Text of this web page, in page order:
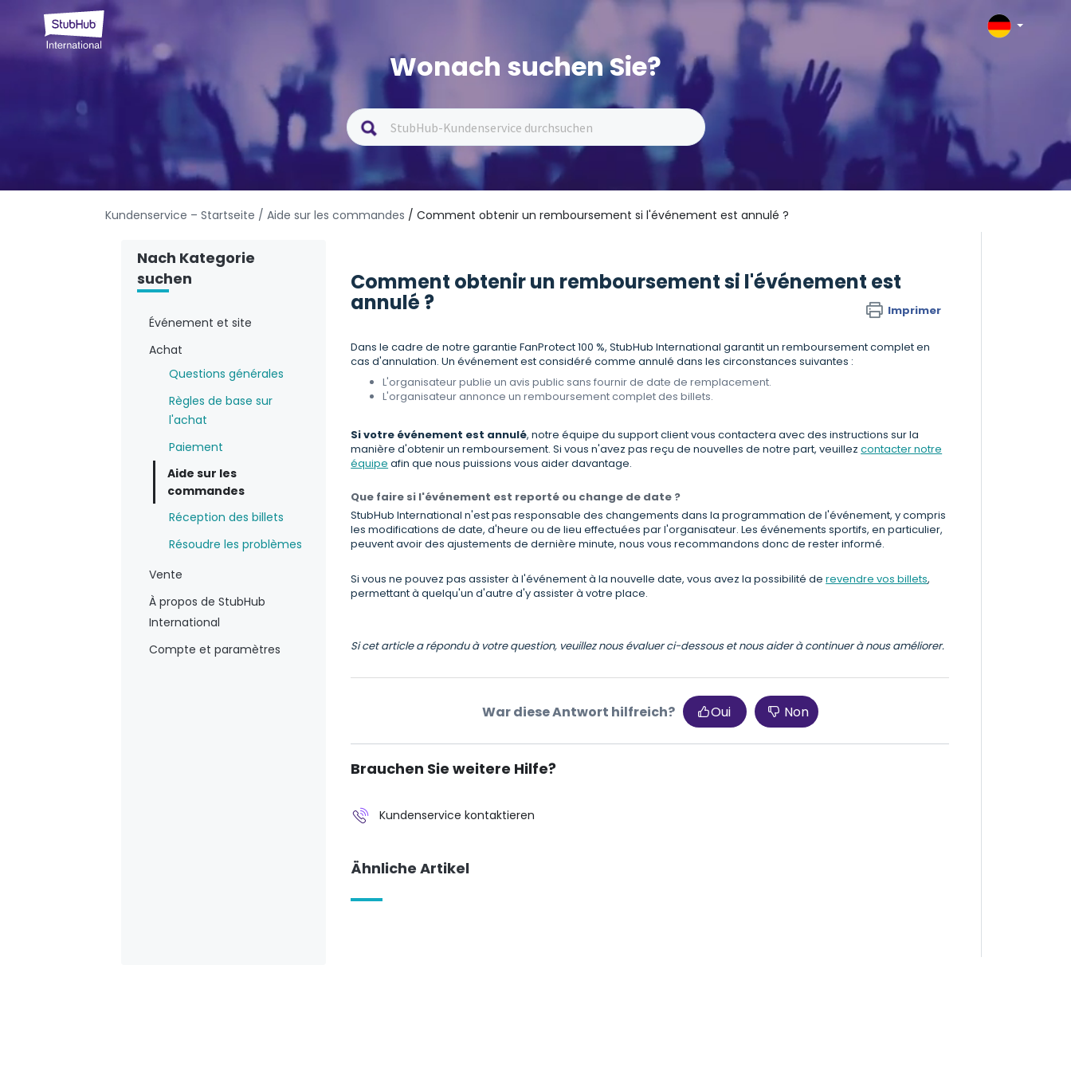
Wonach suchen Sie?
Kundenservice – Startseite / Aide sur les commandes / Comment obtenir un remboursement si l'événement est annulé ?
Nach Kategorie
suchen
Événement et site
Achat
Questions générales
Règles de base sur
l'achat
Paiement
Aide sur les
commandes
Réception des billets
Résoudre les problèmes
Vente
À propos de StubHub
International
Compte et paramètres
Comment obtenir un remboursement si l'événement est
annulé ? Imprimer
Dans le cadre de notre garantie FanProtect 100 %, StubHub International garantit un remboursement complet en
cas d'annulation. Un événement est considéré comme annulé dans les circonstances suivantes :
L'organisateur publie un avis public sans fournir de date de remplacement.
L'organisateur annonce un remboursement complet des billets.
Si votre événement est annulé, notre équipe du support client vous contactera avec des instructions sur la
manière d'obtenir un remboursement. Si vous n'avez pas reçu de nouvelles de notre part, veuillezcontacter notre
équipe afin que nous puissions vous aider davantage.
Que faire si l'événement est reporté ou change de date ?
StubHub International n'est pas responsable des changements dans la programmation de l'événement, y compris
les modifications de date, d'heure ou de lieu effectuées par l'organisateur. Les événements sportifs, en particulier,
peuvent avoir des ajustements de dernière minute, nous vous recommandons donc de rester informé.
Si vous ne pouvez pas assister à l'événement à la nouvelle date, vous avez la possibilité derevendre vos billets,
permettant à quelqu'un d'autre d'y assister à votre place.
Si cet article a répondu à votre question, veuillez nous évaluer ci-dessous et nous aider à continuer à nous améliorer.
War diese Antwort hilfreich? Oui Non
Brauchen Sie weitere Hilfe?
Kundenservice kontaktieren
Ähnliche Artikel